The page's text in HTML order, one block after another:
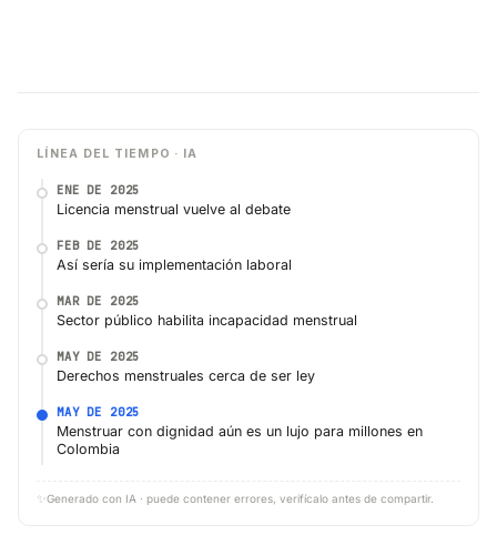
LÍNEA DEL TIEMPO · IA
ENE DE 2025
Licencia menstrual vuelve al debate
FEB DE 2025
Así sería su implementación laboral
MAR DE 2025
Sector público habilita incapacidad menstrual
MAY DE 2025
Derechos menstruales cerca de ser ley
MAY DE 2025
Menstruar con dignidad aún es un lujo para millones en
Colombia
✨ Generado con IA · puede contener errores, verifícalo antes de compartir.